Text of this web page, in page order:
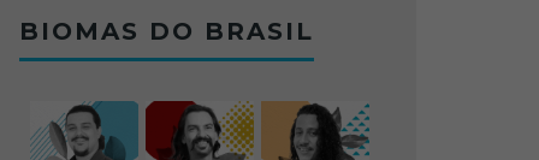
BIOMAS DO BRASIL